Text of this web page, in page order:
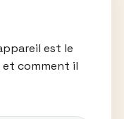
est le
et comment il